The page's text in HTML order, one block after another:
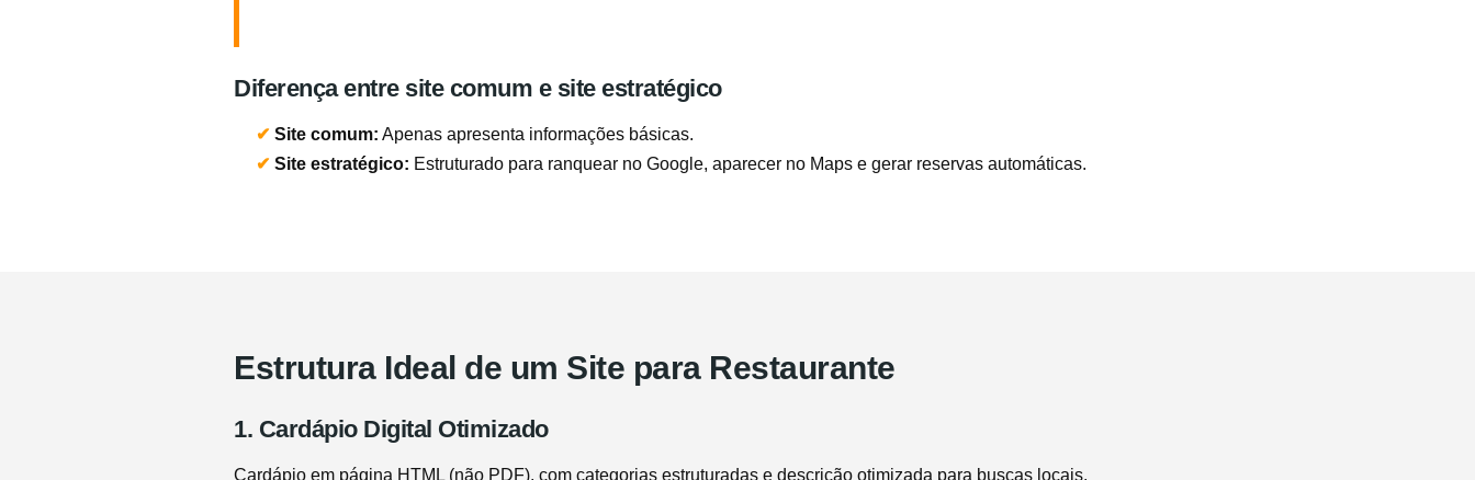
Diferença entre site comum e site estratégico
✔ Site comum: Apenas apresenta informações básicas.
✔ Site estratégico: Estruturado para ranquear no Google, aparecer no Maps e gerar reservas automáticas.
Estrutura Ideal de um Site para Restaurante
1. Cardápio Digital Otimizado
Cardápio em página HTML (não PDF), com categorias estruturadas e descrição otimizada para buscas locais.